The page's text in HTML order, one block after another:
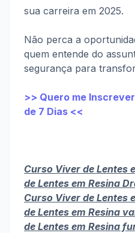
sua carreira em 2025.
Não perca a
quem entende do
segurança para
>> Quero me
de 7 Dias <<
Curso Viver de Lentes
de Lentes em Resina
Curso Viver de Lentes
de Lentes em Resina
de Lentes em Resina